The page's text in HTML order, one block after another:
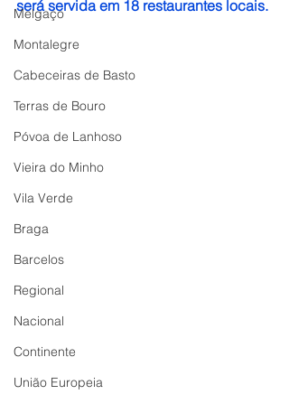
Melgaço
Montalegre
Cabeceiras de Basto
Terras de Bouro
Póvoa de Lanhoso
Vieira do Minho
Vila Verde
Braga
Barcelos
Regional
Nacional
Continente
União Europeia
será servida em 18 restaurantes locais.